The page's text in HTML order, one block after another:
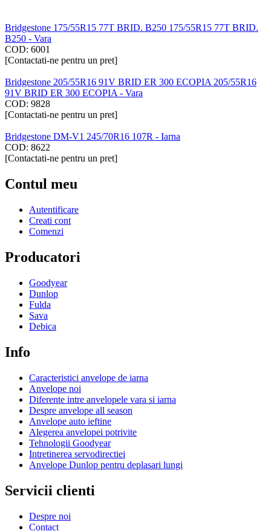
Bridgestone 175/55R15 77T BRID. B250 175/55R15 77T BRID.
B250 - Vara
COD: 6001
[Contactati-ne pentru un pret]
Bridgestone 205/55R16 91V BRID ER 300 ECOPIA 205/55R16
91V BRID ER 300 ECOPIA - Vara
COD: 9828
[Contactati-ne pentru un pret]
Bridgestone DM-V1 245/70R16 107R - Iarna
COD: 8622
[Contactati-ne pentru un pret]
Contul meu
Autentificare
Creati cont
Comenzi
Producatori
Goodyear
Dunlop
Fulda
Sava
Debica
Info
Caracteristici anvelope de iarna
Anvelope noi
Diferente intre anvelopele vara si iarna
Despre anvelope all season
Anvelope auto ieftine
Alegerea anvelopei potrivite
Tehnologii Goodyear
Intretinerea servodirectiei
Anvelope Dunlop pentru deplasari lungi
Servicii clienti
Despre noi
Contact